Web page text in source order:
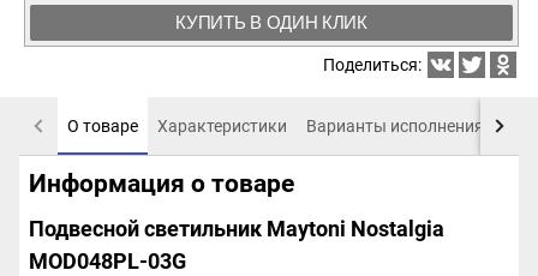
КУПИТЬ В ОДИН КЛИК
Поделиться:
О товаре Характеристики Варианты исполнения
Информация о товаре
Подвесной светильник Maytoni Nostalgia
MOD048PL-03G